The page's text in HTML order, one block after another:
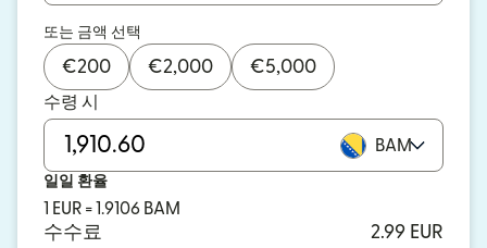
또는 금액 선택
€200 €2,000 €5,000
수령 시
BAM
일일 환율
1 EUR = 1.9106 BAM
수수료
2.99 EUR